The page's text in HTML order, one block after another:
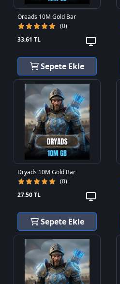
Oreads 10M Gold Bar
(0)
33.61 TL
Sepete Ekle
Dryads 10M Gold Bar
(0)
27.50 TL
Sepete Ekle